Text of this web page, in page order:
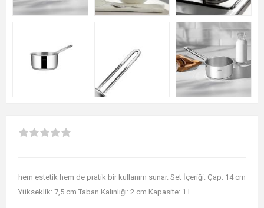
hem estetik hem de pratik bir kullanım sunar. Set İçeriği: Çap: 14 cm
Yükseklik: 7,5 cm Taban Kalınlığı: 2 cm Kapasite: 1 L